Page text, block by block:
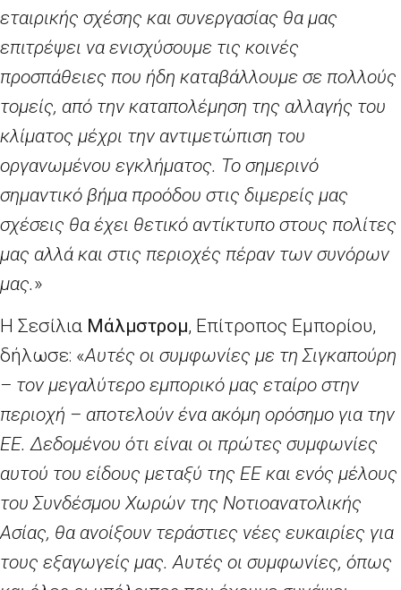
εταιρικής σχέσης και συνεργασίας θα μας
επιτρέψει να ενισχύσουμε τις κοινές
προσπάθειες που ήδη καταβάλλουμε σε πολλούς
τομείς, από την καταπολέμηση της αλλαγής του
κλίματος μέχρι την αντιμετώπιση του
οργανωμένου εγκλήματος. Το σημερινό
σημαντικό βήμα προόδου στις διμερείς μας
σχέσεις θα έχει θετικό αντίκτυπο στους πολίτες
μας αλλά και στις περιοχές πέραν των συνόρων
μας.»
Η Σεσίλια Μάλμστρομ, Επίτροπος Εμπορίου,
δήλωσε: «Αυτές οι συμφωνίες με τη Σιγκαπούρη
– τον μεγαλύτερο εμπορικό μας εταίρο στην
περιοχή – αποτελούν ένα ακόμη ορόσημο για την
ΕΕ. Δεδομένου ότι είναι οι πρώτες συμφωνίες
αυτού του είδους μεταξύ της ΕΕ και ενός μέλους
του Συνδέσμου Χωρών της Νοτιοανατολικής
Ασίας, θα ανοίξουν τεράστιες νέες ευκαιρίες για
τους εξαγωγείς μας. Αυτές οι συμφωνίες, όπως